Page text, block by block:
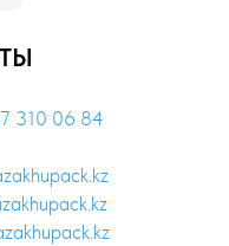
310 06 84